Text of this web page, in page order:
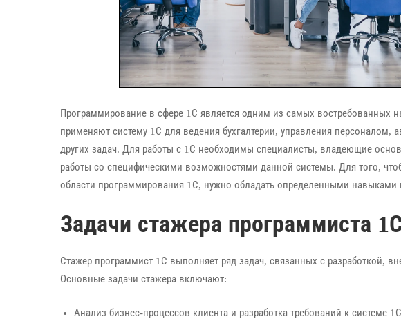
Программирование в сфере 1С является одним из самых востребованных
применяют систему 1С для ведения бухгалтерии, управления персоналом,
других задач. Для работы с 1С необходимы специалисты, владеющие
работы со специфическими возможностями данной системы. Для того,
области программирования 1С, нужно обладать определенными навыками
Задачи стажера программиста
Стажер программист 1С выполняет ряд задач, связанных с разработкой,
Основные задачи стажера включают:
Анализ бизнес-процессов клиента и разработка требований к системе